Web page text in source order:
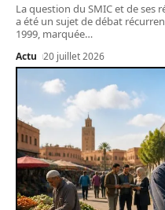
La question du SMIC et de ses
a été un sujet de débat
1999, marquée…
Actu 20 juillet 2026